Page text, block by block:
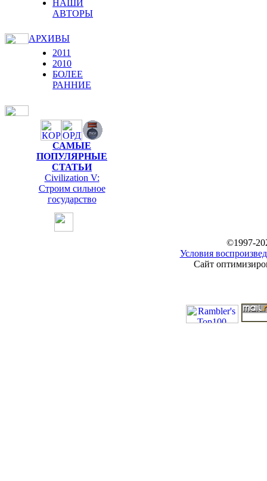
НАШИ
АВТОРЫ
АРХИВЫ
2011
2010
БОЛЕЕ
РАННИЕ
САМЫЕ
ПОПУЛЯРНЫЕ
СТАТЬИ
Civilization V:
Строим сильное
государство
©1997-
Условия
Сайт